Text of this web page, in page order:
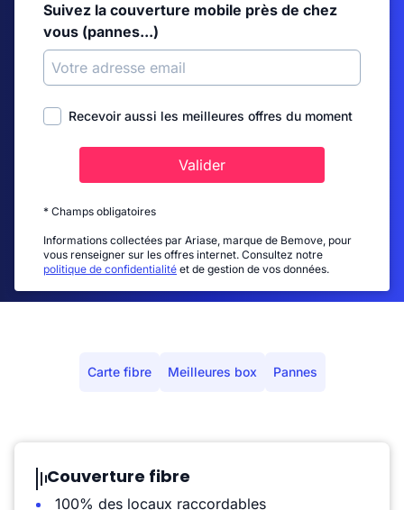
Suivez la couverture mobile près de chez
vous (pannes...)
Recevoir aussi les meilleures offres du moment
Valider
* Champs obligatoires
Informations collectées par Ariase, marque de Bemove, pour
vous renseigner sur les offres internet. Consultez notre
politique de confidentialité et de gestion de vos données.
Carte fibre Meilleures box Pannes
Couverture fibre
100% des locaux raccordables